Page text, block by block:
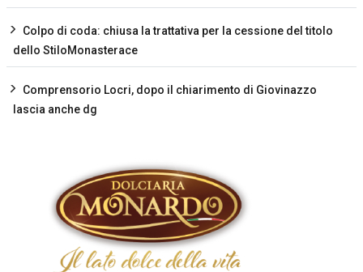
Colpo di coda: chiusa la trattativa per la cessione del titolo
dello StiloMonasterace
Comprensorio Locri, dopo il chiarimento di Giovinazzo
lascia anche dg